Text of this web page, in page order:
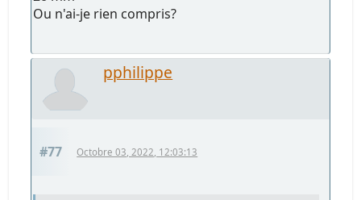
Ou n'ai-je rien compris?
pphilippe
#77 Octobre 03, 2022, 12:03:13